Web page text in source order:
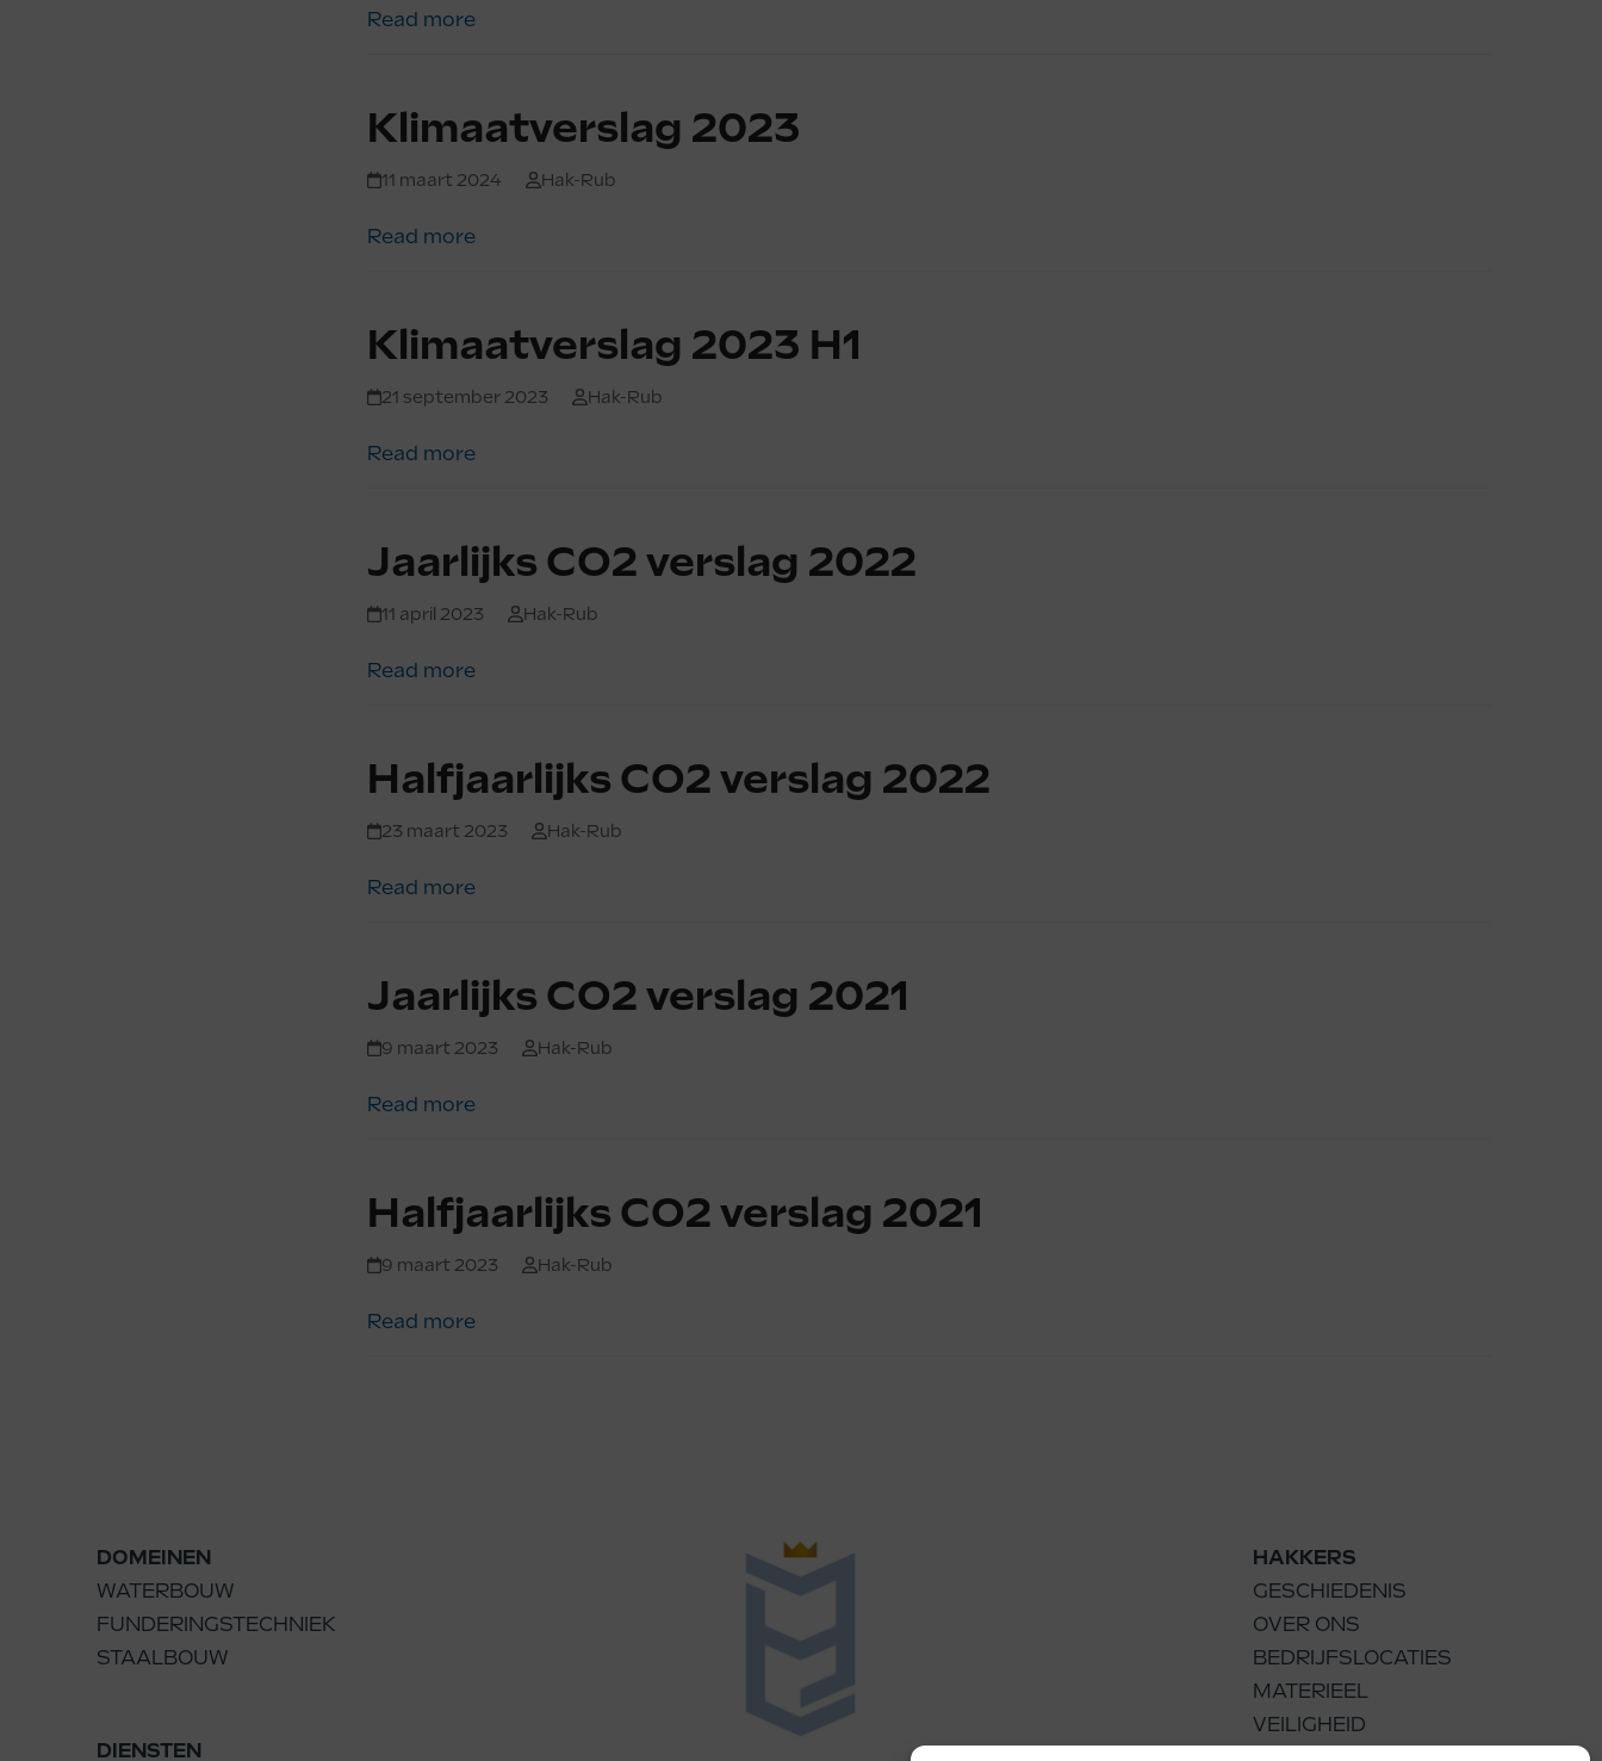
Read more
Klimaatverslag 2023
11 maart 2024 Hak-Rub
Read more
Klimaatverslag 2023 H1
21 september 2023 Hak-Rub
Read more
Jaarlijks CO2 verslag 2022
11 april 2023 Hak-Rub
Read more
Halfjaarlijks CO2 verslag 2022
23 maart 2023 Hak-Rub
Read more
Jaarlijks CO2 verslag 2021
9 maart 2023 Hak-Rub
Read more
Halfjaarlijks CO2 verslag 2021
9 maart 2023 Hak-Rub
Read more
DOMEINEN
WATERBOUW
FUNDERINGSTECHNIEK
STAALBOUW
DIENSTEN
HAKKERS
GESCHIEDENIS
OVER ONS
BEDRIJFSLOCATIES
MATERIEEL
VEILIGHEID